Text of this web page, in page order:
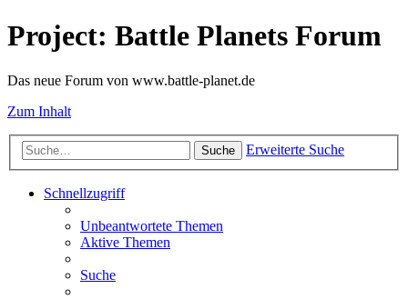
Project: Battle Planets Forum
Das neue Forum von www.battle-planet.de
Zum Inhalt
Suche Erweiterte Suche
Schnellzugriff
Unbeantwortete Themen
Aktive Themen
Suche